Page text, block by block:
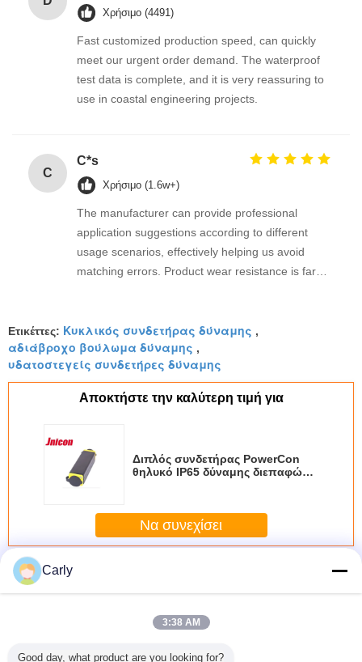
Χρήσιμο (4491)
Fast customized production speed, can quickly
meet our urgent order demand. The waterproof
test data is complete, and it is very reassuring to
use in coastal engineering projects.
C
C*s
Χρήσιμο (1.6w+)
The manufacturer can provide professional
application suggestions according to different
usage scenarios, effectively helping us avoid
matching errors. Product wear resistance is far
Ετικέττες: Κυκλικός συνδετήρας δύναμης ,
αδιάβροχο βούλωμα δύναμης ,
υδατοστεγείς συνδετήρες δύναμης
Αποκτήστε την καλύτερη τιμή για
Διπλός συνδετήρας PowerCon
θηλυκό IP65 δύναμης διεπαφών
Να συνεχίσει
Περισσότεροι
2 η καρφίτσα 40A Η βίδα που
Carly
3:38 AM
Good day, what product are you looking for?